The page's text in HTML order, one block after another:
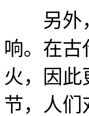
另外，
响。在古
火，因此
节，人们